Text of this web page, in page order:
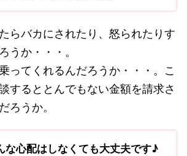
らバカにされたり、怒られたりす
うか・・・。
ってくれるんだろうか・・・。こ
するととんでもない金額を請求さ
ろうか。
な心配はしなくても大丈夫です♪